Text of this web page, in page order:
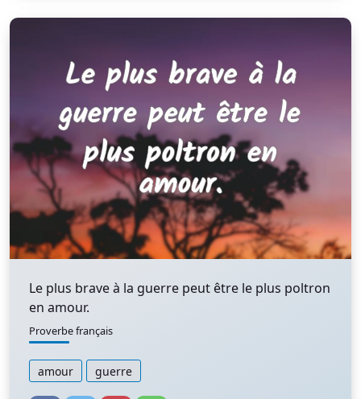
Le plus brave à la guerre peut être le plus poltron
en amour.
Proverbe français
amour guerre